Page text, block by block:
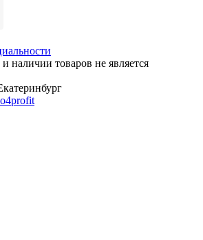
наличии товаров не является